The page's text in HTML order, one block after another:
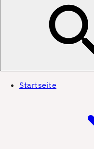
Startseite